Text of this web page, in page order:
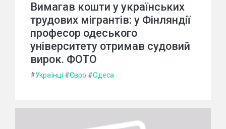
Вимагав кошти у українських
трудових мігрантів: у Фінляндії
професор одеського
університету отримав судовий
вирок. ФОТО
#Українці #Євро #Одеса